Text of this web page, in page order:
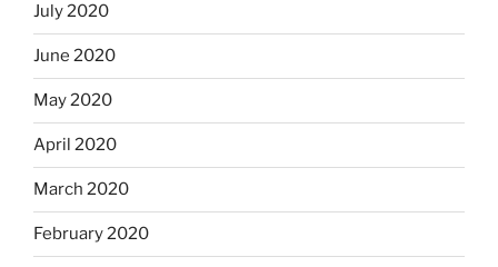
July 2020
June 2020
May 2020
April 2020
March 2020
February 2020